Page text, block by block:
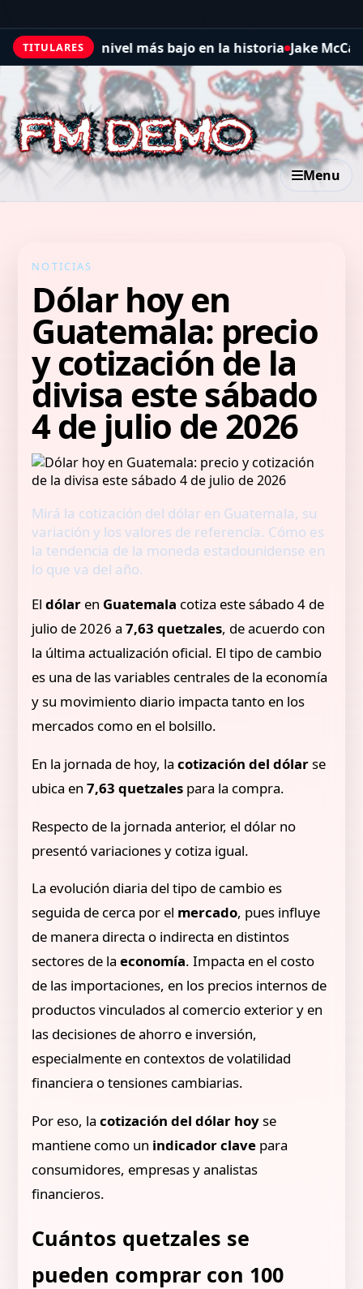
TITULARES
su nivel más bajo en la historia Jake McCarthy
Menu
NOTICIAS
Dólar hoy en
Guatemala: precio
y cotización de la
divisa este sábado
4 de julio de 2026
Mirá la cotización del dólar en Guatemala, su
variación y los valores de referencia. Cómo es
la tendencia de la moneda estadounidense en
lo que va del año.
Eldólar en Guatemala cotiza este sábado 4 de
julio de 2026 a7,63 quetzales, de acuerdo con
la última actualización oficial. El tipo de cambio
es una de las variables centrales de la economía
y su movimiento diario impacta tanto en los
mercados como en el bolsillo.
En la jornada de hoy, lacotización del dólarse
ubica en7,63 quetzales para la compra.
Respecto de la jornada anterior, el dólar no
presentó variaciones y cotiza igual.
La evolución diaria del tipo de cambio es
seguida de cerca por el mercado, pues influye
de manera directa o indirecta en distintos
sectores de laeconomía. Impacta en el costo
de las importaciones, en los precios internos de
productos vinculados al comercio exterior y en
las decisiones de ahorro e inversión,
especialmente en contextos de volatilidad
financiera o tensiones cambiarias.
Por eso, lacotización del dólar hoyse
mantiene como un indicador clave para
consumidores, empresas y analistas
financieros.
Cuántos quetzales se
pueden comprar con 100